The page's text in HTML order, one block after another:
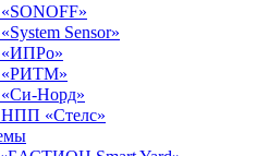
Sensor»
«ИПРо»
«РИТМ»
Норд»
«Стелс»